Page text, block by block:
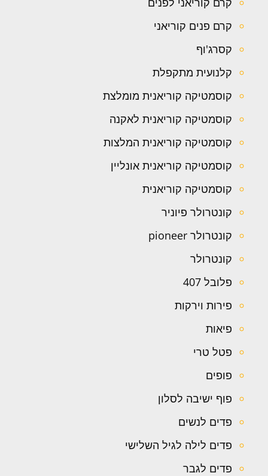
קרם פנים קוריאני
קסרג'וף
קלנועית מתקפלת
קוסמטיקה קוריאנית מומלצת
קוסמטיקה קוריאנית לאקנה
קוסמטיקה קוריאנית המלצות
קוסמטיקה קוריאנית אונליין
קוסמטיקה קוריאנית
קונטרולר פיוניר
קונטרולר pioneer
קונטרולר
פלובל 407
פירות וירקות
פיאות
פטל טרי
פופים
פוף ישיבה לסלון
פדים לנשים
פדים לילה לגיל השלישי
פדים לגבר